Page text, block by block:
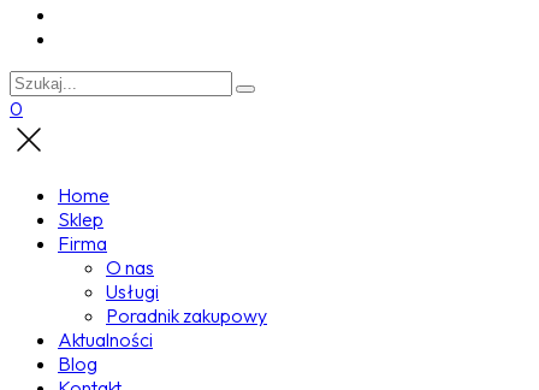
0
Home
Sklep
Firma
O nas
Usługi
Poradnik zakupowy
Aktualności
Blog